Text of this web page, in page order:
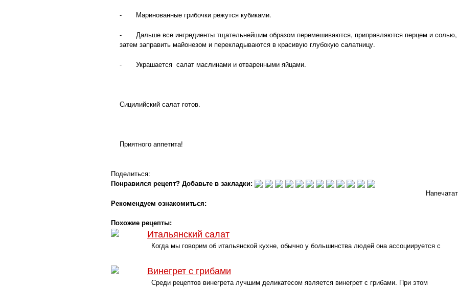
- Маринованные грибочки режутся кубиками.
- Дальше все ингредиенты тщательнейшим образом перемешиваются, приправляются перцем и солью,
затем заправить майонезом и перекладываются в красивую глубокую салатницу.
- Украшается салат маслинами и отваренными яйцами.
Сицилийский салат готов.
Приятного аппетита!
Поделиться:
Понравился рецепт? Добавьте в закладки:
Рекомендуем ознакомиться:
Похожие рецепты:
Итальянский салат
Когда мы говорим об итальянской кухне, обычно у большинства людей она ассоциируется с
Винегрет с грибами
Среди рецептов винегрета лучшим деликатесом является винегрет с грибами. При этом